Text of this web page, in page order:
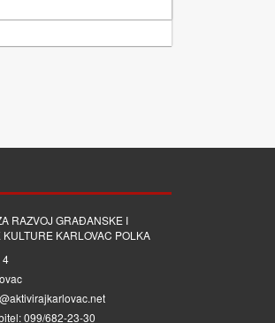
RAZVOJ GRAĐANSKE I
KULTURE KARLOVAC POLKA
4
099/682-23-30